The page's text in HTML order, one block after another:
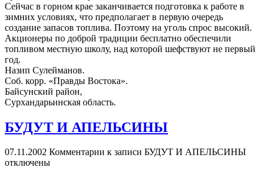
Сейчас в горном крае заканчивается подготовка к работе в
зимних условиях, что предполагает в первую очередь
создание запасов топлива. Поэтому на уголь спрос высокий.
Акционеры по доброй традиции бесплатно обеспечили
топливом местную школу, над которой шефствуют не первый
год.
Назип Сулейманов.
Соб. корр. «Правды Востока».
Байсунский район,
Сурхандарьинская область.
БУДУТ И АПЕЛЬСИНЫ
07.11.2002 Комментарии к записи БУДУТ И АПЕЛЬСИНЫ
отключены